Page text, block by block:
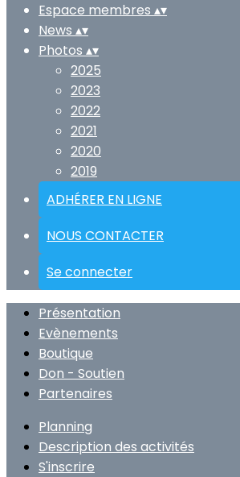
Espace membres ▴▾
News ▴▾
Photos ▴▾
2025
2023
2022
2021
2020
2019
ADHÉRER EN LIGNE
NOUS CONTACTER
Se connecter
Présentation
Evènements
Boutique
Don - Soutien
Partenaires
Planning
Description des activités
S'inscrire